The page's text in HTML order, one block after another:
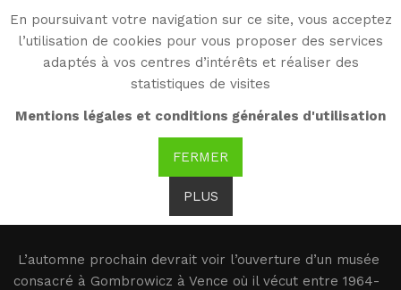
En poursuivant votre navigation sur ce site, vous acceptez
l’utilisation de cookies pour vous proposer des services
adaptés à vos centres d’intérêts et réaliser des
statistiques de visites
Mentions légales et conditions générales d'utilisation
FERMER
PLUS
WG
Witold Gombrowicz
16.02.2017, Figaro : Un
musé Gombrowicz à
L’automne prochain devrait voir l’ouverture d’un musée
consacré à Gombrowicz à Vence où il vécut entre 1964-